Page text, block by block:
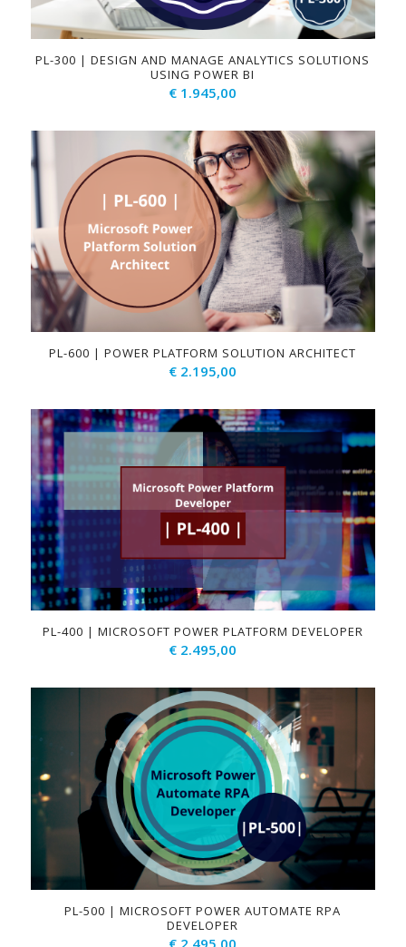
PL-300 | DESIGN AND MANAGE ANALYTICS SOLUTIONS
USING POWER BI
€ 1.945,00
PL-600 | POWER PLATFORM SOLUTION ARCHITECT
€ 2.195,00
PL-400 | MICROSOFT POWER PLATFORM DEVELOPER
€ 2.495,00
PL-500 | MICROSOFT POWER AUTOMATE RPA
DEVELOPER
€ 2.495,00